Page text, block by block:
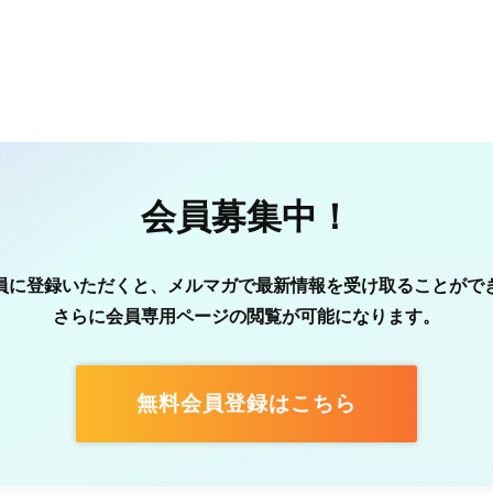
会員募集中！
に登録いただくと、メルマガで最新情報を受け取ることがで
さらに会員専用ページの閲覧が可能になります。
無料会員登録はこちら